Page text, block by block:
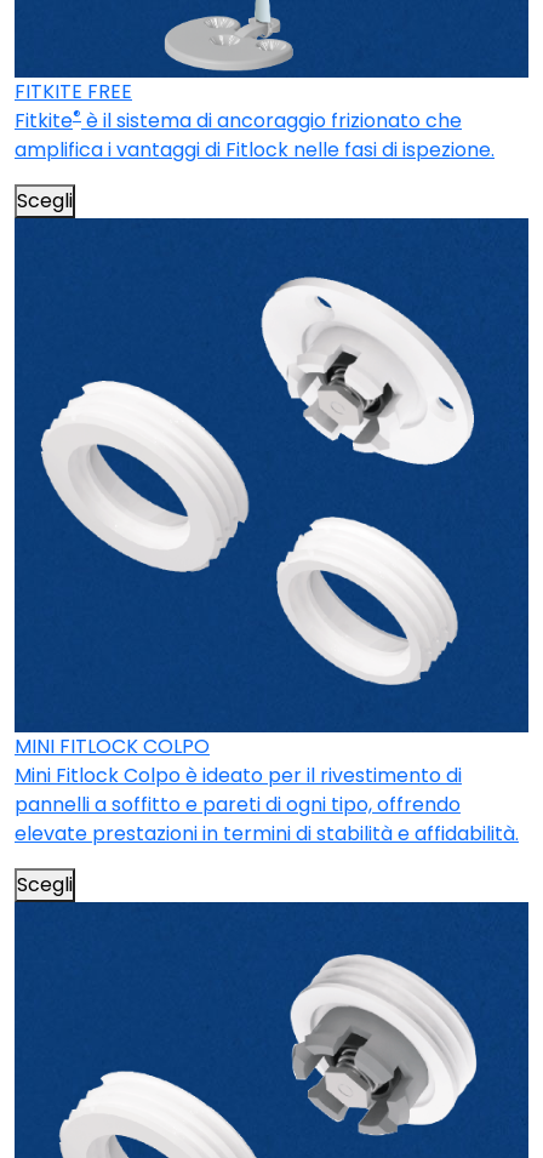
FITKITE FREE
Fitkite® è il sistema di ancoraggio frizionato che
amplifica i vantaggi di Fitlock nelle fasi di ispezione.
Scegli
MINI FITLOCK COLPO
Mini Fitlock Colpo è ideato per il rivestimento di
pannelli a soffitto e pareti di ogni tipo, offrendo
elevate prestazioni in termini di stabilità e affidabilità.
Scegli